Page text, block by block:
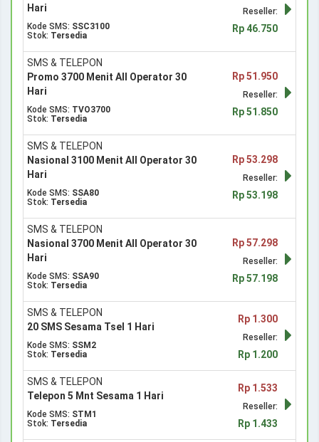
Hari
Kode SMS: SSC3100
Stok: Tersedia
Reseller:
Rp 46.750
SMS & TELEPON
Promo 3700 Menit All Operator 30
Hari
Kode SMS: TVO3700
Stok: Tersedia
Rp 51.950
Reseller:
Rp 51.850
SMS & TELEPON
Nasional 3100 Menit All Operator 30
Hari
Kode SMS: SSA80
Stok: Tersedia
Rp 53.298
Reseller:
Rp 53.198
SMS & TELEPON
Nasional 3700 Menit All Operator 30
Hari
Kode SMS: SSA90
Stok: Tersedia
Rp 57.298
Reseller:
Rp 57.198
SMS & TELEPON
20 SMS Sesama Tsel 1 Hari
Kode SMS: SSM2
Stok: Tersedia
Rp 1.300
Reseller:
Rp 1.200
SMS & TELEPON
Telepon 5 Mnt Sesama 1 Hari
Kode SMS: STM1
Stok: Tersedia
Rp 1.533
Reseller:
Rp 1.433